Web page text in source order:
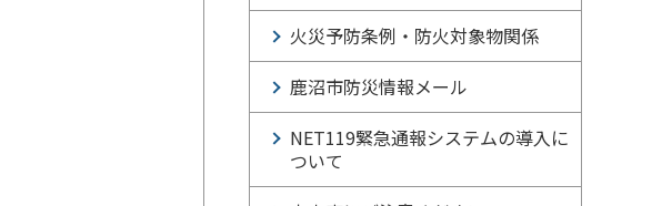
火災予防条例・防火対象物関係
鹿沼市防災情報メール
NET119緊急通報システムの導入に
ついて